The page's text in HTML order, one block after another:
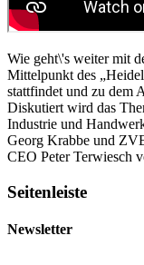
Wie geht\'s weiter mit
Mittelpunkt des
stattfindet und zu dem
Diskutiert wird das
Industrie und
Georg Krabbe und
CEO Peter Terwiesch
Seitenleiste
Newsletter